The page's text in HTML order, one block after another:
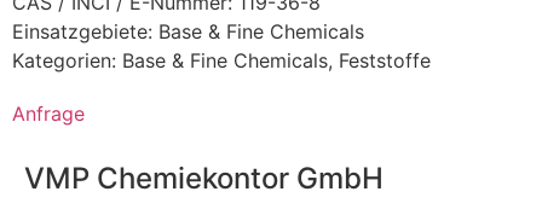
Einsatzgebiete: Base & Fine Chemicals
Kategorien: Base & Fine Chemicals, Feststoffe
Anfrage
VMP Chemiekontor GmbH